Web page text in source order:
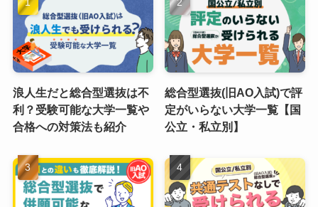
浪人生だと総合型選抜は不
利？受験可能な大学一覧や
合格への対策法も紹介
総合型選抜(旧AO入試)で評
定がいらない大学一覧【国
公立・私立別】